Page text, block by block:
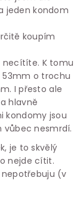
jeden kondom
koupím
necítíte. K tomu
53mm o trochu
I přesto ale
hlavně
kondomy jsou
vůbec nesmrdí.
je to skvělý
nejde cítit.
nepotřebuju (v